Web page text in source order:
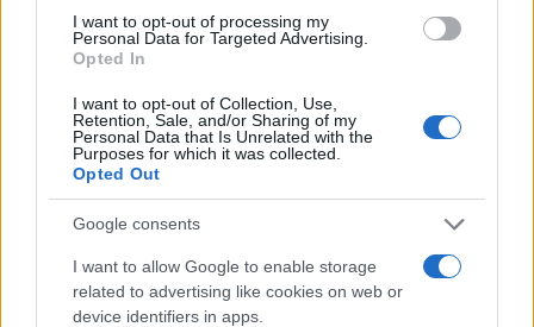
I want to opt-out of processing my
Personal Data for Targeted Advertising.
Opted In
I want to opt-out of Collection, Use,
Retention, Sale, and/or Sharing of my
Personal Data that Is Unrelated with the
Purposes for which it was collected.
Opted Out
Google consents
I want to allow Google to enable storage
related to advertising like cookies on web or
device identifiers in apps.
Ροή Ειδήσεων
ΔΙΕΘΝΗ
09/08/26 - 13:29
ΔΙΕΘΝΗ
09/08/26 - 13:22
Το Χονγκ Κονγκ κατέγραψε ρεκόρ ζέστης με 36,9
βαθμούς Κελσίου